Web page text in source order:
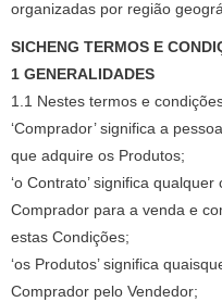
organizadas por região
SICHENG TERMOS E
1 GENERALIDADES
1.1 Nestes termos e
‘Comprador’ significa a
que adquire os Produtos;
‘o Contrato’ significa
Comprador para a venda e
estas Condições;
‘os Produtos’ significa
Comprador pelo Vendedor;